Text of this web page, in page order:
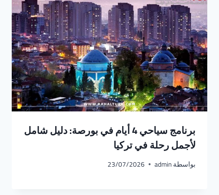
برنامج سياحي 4 أيام في بورصة: دليل شامل
لأجمل رحلة في تركيا
بواسطةadmin
23/07/2026